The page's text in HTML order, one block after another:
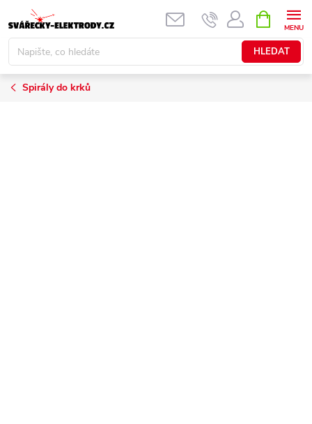
na
obsah
HLEDAT
NÁKUPNÍ
KOŠÍK
Spirály do krků